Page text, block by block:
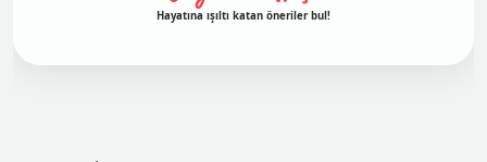
Hayatına ışıltı katan öneriler bul!